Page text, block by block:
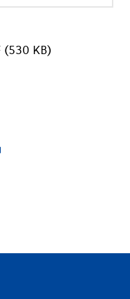
(530 KB)